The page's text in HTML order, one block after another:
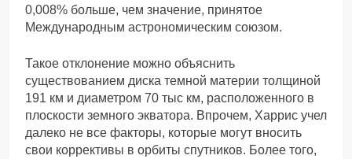
0,008% больше, чем значение, принятое
Международным астрономическим союзом.
Такое отклонение можно объяснить
существованием диска темной материи толщиной
191 км и диаметром 70 тыс км, расположенного в
плоскости земного экватора. Впрочем, Харрис учел
далеко не все факторы, которые могут вносить
свои коррективы в орбиты спутников. Более того,